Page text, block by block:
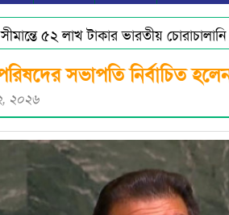
৫২ লাখ টাকার ভারতীয় চোরাচালানি
সভাপতি নির্বাচিত হলেন
২০২৬